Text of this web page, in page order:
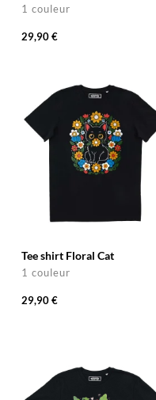
1 couleur
29,90 €
Tee shirt Floral Cat
1 couleur
29,90 €